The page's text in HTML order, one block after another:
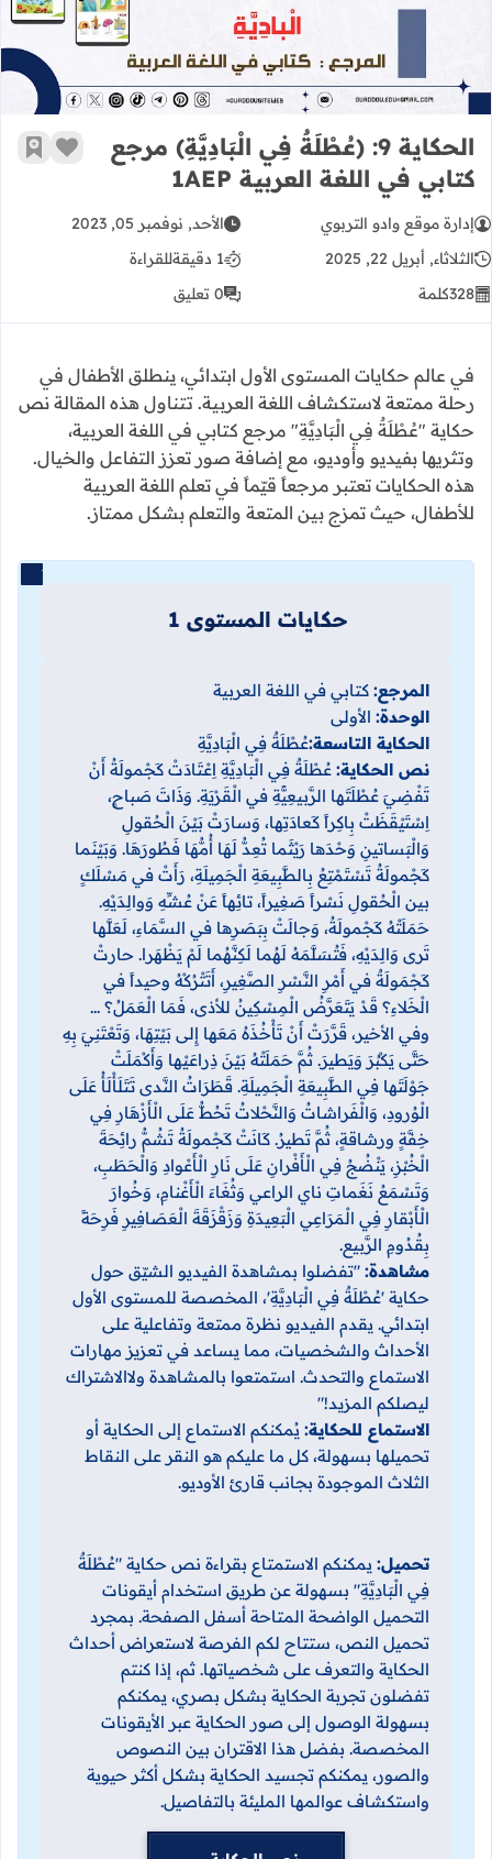
الحكاية 9: (عُطْلَةٌ فِي الْبَادِيَّةِ) مرجع
كتابي في اللغة العربية 1AEP
زر أضف
إدارة موقع وادو التربوي
الأحد, نوفمبر 05, 2023
الثلاثاء, أبريل 22, 2025
1 دقيقة
للقراءة
328كلمة 0 تعليق
في عالم حكايات المستوى الأول ابتدائي، ينطلق الأطفال في
رحلة ممتعة لاستكشاف اللغة العربية. تتناول هذه المقالة نص
حكاية "عُطْلَةٌ فِي الْبَادِيَّةِ" مرجع كتابي في اللغة العربية،
وتثريها بفيديو وأوديو، مع إضافة صور تعزز التفاعل والخيال.
هذه الحكايات تعتبر مرجعاً قيّماً في تعلم اللغة العربية
للأطفال، حيث تمزج بين المتعة والتعلم بشكل ممتاز.
حكايات المستوى 1
المرجع: كتابي في اللغة العربية
الوحدة: الأولى
الحكاية التاسعة:عُطْلَةٌ فِي الْبَادِيَّةِ
نص الحكاية: عُطْلَةٌ فِي الْبَادِيَّةِ اِعْتَادَتْ كَجْمولَةُ أَنْ
تَفْضِيَ عُطْلَتَها الرَّبيعِيًّةِ في الْقَرْيَةِ. وَذَاتَ صَباحٍ،
اِسْتَيْقَظَتْ بِاكِراً كَعادَتِها، وَسارَتْ بَيْنَ الْحُقولِ
وَالْبَساتينِ وَحْدَها رَيْثَما تُعِدُّ لَهَا أُمُّهَا فَطُورَهَا. وَبَيْنَما
كَجْمولَةُ تَسْتَمْتِعُ بِالطَّبِيعَةِ الْجَمِيلَةِ، رَأَتْ في مَسْلَكٍ
بين الْحُقولِ نَسْراً صَغِيراً، تائِهاً عَنْ عُشِّهِ وَوالِدَيْهِ.
حَمَلَتْهُ كَجْمولَةُ، وَجالَتْ بِبَصَرِها في السَّمَاءِ، لَعَلَّها
تَرى وَالِدَيْهِ، فَتُسَلَّمَهُ لَهُما لَكِنَّهُما لَمْ يَظْهَرا. حارتْ
كَجْمَولَةٌ في أَمْرِ النَّسْرِ الصَّغِيرِ، أَتَتْرُكْهُ وحيداً في
الْخَلاءِ؟ قَدْ يَتَعَرَّضُ الْمِسْكِينُ للأذى، فَمَا الْعَمَلُ؟ ...
وفي الأخير، قَرَّرَتْ أَنْ تَأْخُذَهُ مَعَها إِلى بَيْتِهَا، وَتَعْتَنِيَ بِهِ
حَتَّى يَكْبُرَ وَيَطيرَ. ثُمَّ حَمَلَتْهُ بَيْنَ ذِراعَيْها وَأَكْمَلَتْ
جَوْلَتَها فِي الطَّبِيعَةِ الْجَمِيلَةِ. قَطَرَاتُ النَّدى تَتَلَأْلَأُ عَلَى
الْوُرودِ، وَالْفَراشاتُ وَالنَّحْلاتُ تَحُطُّ عَلَى الْأَزْهَارِ فِي
خِفَّةٍ ورشاقةٍ، ثُمَّ تَطيرُ. كَانَتْ كَجْمولَةُ تَشُمُّ رائِحَةَ
الْخُبْزِ، يَنْضُجُ فِي الْأَفْرانِ عَلَى نَارِ الْأَعْوادِ وَالْحَطَبِ،
وَتَسْمَعُ نَغَماتِ ناي الراعي وَثُغَاءَ الْأَغْنامِ، وَخُوارَ
الْأَبْقارِ فِي الْمَرَاعِي الْبَعِيدَةِ وَزَقْزَقَةَ الْعَصَافِيرِ فَرِحَةً
بِقُدُومِ الرَّبيع.
مشاهدة: "تفضلوا بمشاهدة الفيديو الشيّق حول
حكاية 'عُطْلَةٌ فِي الْبَادِيَّةِ'، المخصصة للمستوى الأول
ابتدائي. يقدم الفيديو نظرة ممتعة وتفاعلية على
الأحداث والشخصيات، مما يساعد في تعزيز مهارات
الاستماع والتحدث. استمتعوا بالمشاهدة ولاالاشتراك
ليصلكم المزيد!"
الاستماع للحكاية: يُمكنكم الاستماع إلى الحكاية أو
تحميلها بسهولة، كل ما عليكم هو النقر على النقاط
الثلاث الموجودة بجانب قارئ الأوديو.
تحميل: يمكنكم الاستمتاع بقراءة نص حكاية "عُطْلَةٌ
فِي الْبَادِيَّةِ" بسهولة عن طريق استخدام أيقونات
التحميل الواضحة المتاحة أسفل الصفحة. بمجرد
تحميل النص، ستتاح لكم الفرصة لاستعراض أحداث
الحكاية والتعرف على شخصياتها. ثم، إذا كنتم
تفضلون تجربة الحكاية بشكل بصري، يمكنكم
بسهولة الوصول إلى صور الحكاية عبر الأيقونات
المخصصة. بفضل هذا الاقتران بين النصوص
والصور، يمكنكم تجسيد الحكاية بشكل أكثر حيوية
واستكشاف عوالمها المليئة بالتفاصيل.